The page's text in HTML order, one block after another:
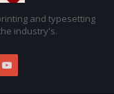
and typesetting
industry's.